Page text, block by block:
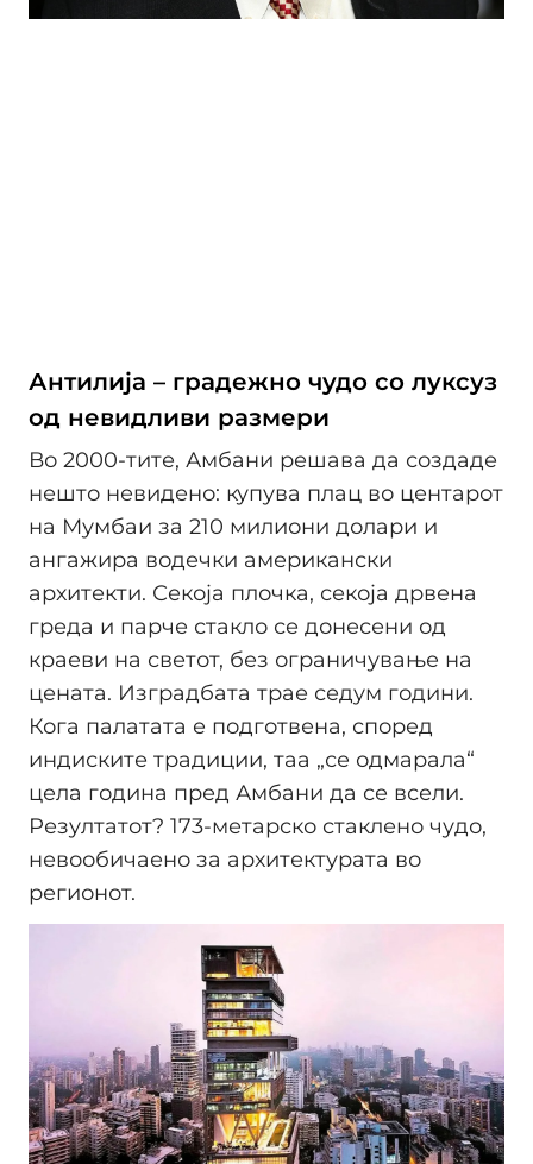
Антилија – градежно чудо со луксуз
од невидливи размери
Во 2000-тите, Амбани решава да создаде
нешто невидено: купува плац во центарот
на Мумбаи за 210 милиони долари и
ангажира водечки американски
архитекти. Секоја плочка, секоја дрвена
греда и парче стакло се донесени од
краеви на светот, без ограничување на
цената. Изградбата трае седум години.
Кога палатата е подготвена, според
индиските традиции, таа „се одмарала“
цела година пред Амбани да се всели.
Резултатот? 173-метарско стаклено чудо,
невообичаено за архитектурата во
регионот.